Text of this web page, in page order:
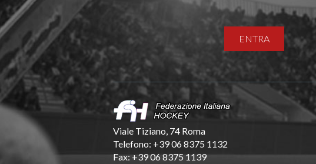
ENTRA
Viale Tiziano, 74 Roma
Telefono: +39 06 8375 1132
Fax: +39 06 8375 1139